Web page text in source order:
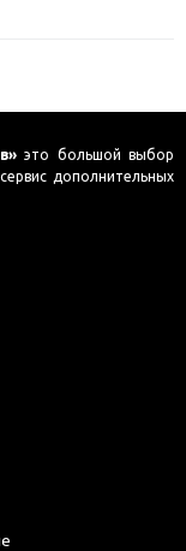
это большой выбор
дополнительных